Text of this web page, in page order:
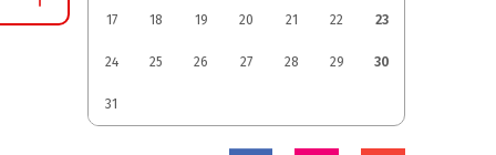
17 18 19 20 21 22 23
24 25 26 27 28 29 30
31